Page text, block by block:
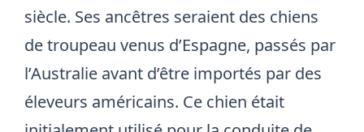
siècle. Ses ancêtres seraient des chiens
de troupeau venus d’Espagne, passés par
l’Australie avant d’être importés par des
éleveurs américains. Ce chien était